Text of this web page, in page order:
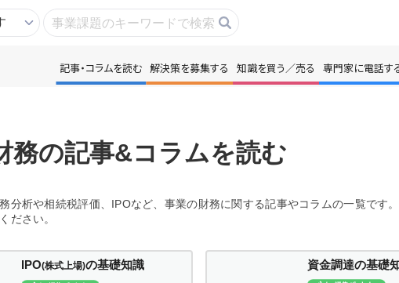
知識を買う／売る
記事・コラムを読む 解決策を募集する 知識を買う／売る 専門家に電話す
務の記事&コラムを読む
分析や相続税評価、IPOなど、事業の財務に関する記事やコラムの一覧です
ださい。
IPO(株式上場)の基礎知識 資金調達の基礎